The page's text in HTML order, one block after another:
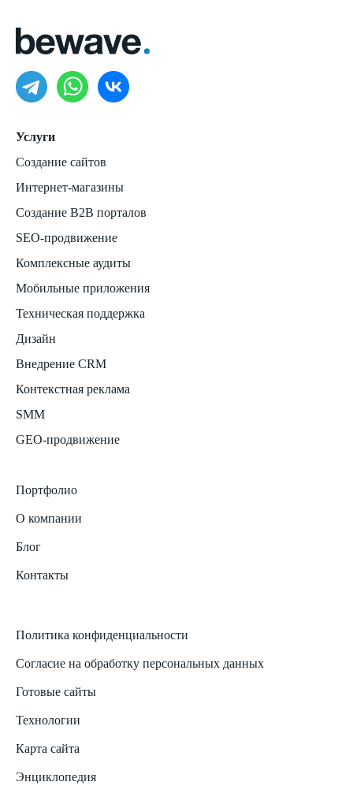
Услуги
Создание сайтов
Интернет-магазины
Создание B2B порталов
SEO-продвижение
Комплексные аудиты
Мобильные приложения
Техническая поддержка
Дизайн
Внедрение CRM
Контекстная реклама
SMM
GEO-продвижение
Портфолио
О компании
Блог
Контакты
Политика конфиденциальности
Согласие на обработку персональных данных
Готовые сайты
Технологии
Карта сайта
Энциклопедия